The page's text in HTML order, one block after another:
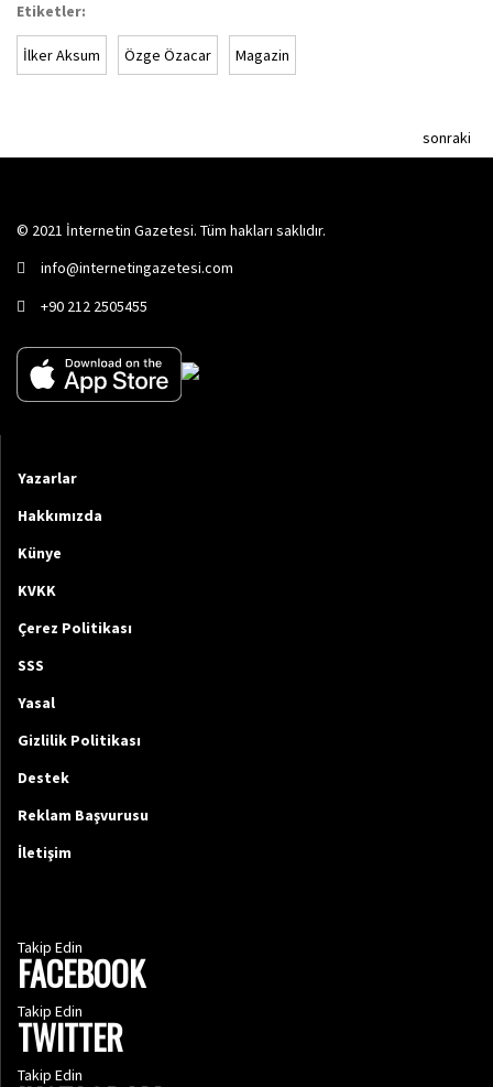
Etiketler:
İlker Aksum Özge Özacar Magazin
sonraki
© 2021 İnternetin Gazetesi. Tüm hakları saklıdır.
info@internetingazetesi.com
+90 212 2505455
Yazarlar
Hakkımızda
Künye
KVKK
Çerez Politikası
SSS
Yasal
Gizlilik Politikası
Destek
Reklam Başvurusu
İletişim
Takip Edin
FACEBOOK
Takip Edin
TWITTER
Takip Edin